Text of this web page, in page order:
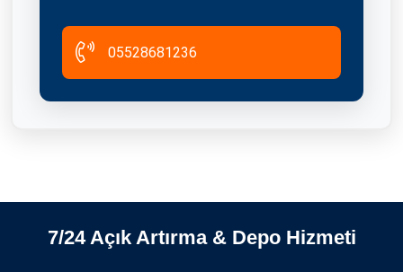
Üsküdar Eşya Depolama Ve Tasfiye İhaleleri
05528681236
7/24 Açık Artırma & Depo Hizmeti